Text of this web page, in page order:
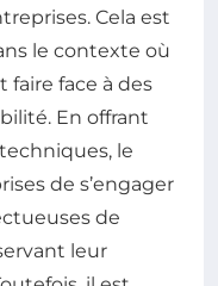
Cela est
le contexte où
face à des
En offrant
le
de s’engager
de
leur